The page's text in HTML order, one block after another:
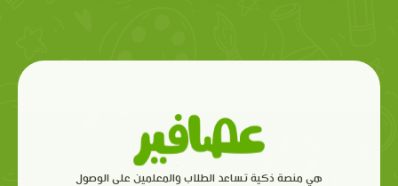
هي منصة ذكية تساعد الطلاب والمعلمين على الوصول